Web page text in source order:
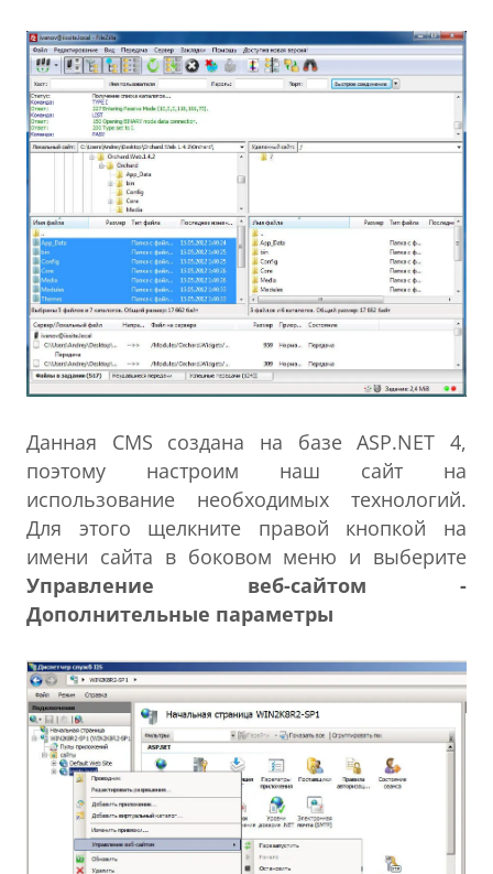
Данная CMS создана на базе ASP.NET 4,
поэтому настроим наш сайт на
использование необходимых технологий.
Для этого щелкните правой кнопкой на
имени сайта в боковом меню и выберите
Управление веб-сайтом -
Дополнительные параметры